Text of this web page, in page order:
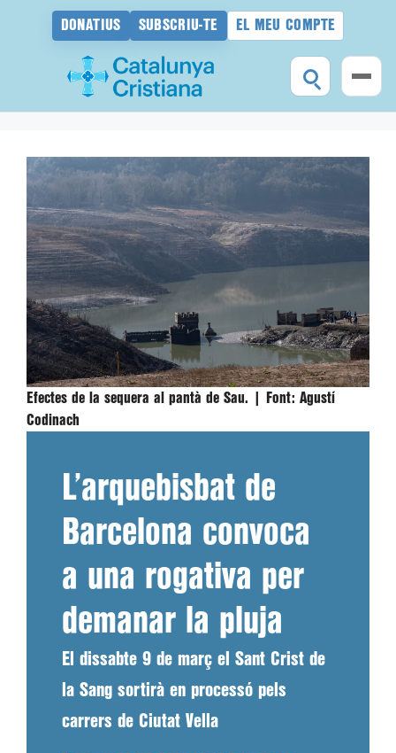
DONATIUS SUBSCRIU-TE EL MEU COMPTE
contingut
Efectes de la sequera al pantà de Sau. | Font: Agustí
Codinach
L’arquebisbat de
Barcelona convoca
a una rogativa per
demanar la pluja
El dissabte 9 de març el Sant Crist de
la Sang sortirà en processó pels
carrers de Ciutat Vella